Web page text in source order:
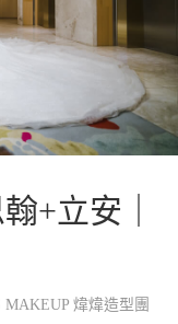
+立安｜
煒煒造型團